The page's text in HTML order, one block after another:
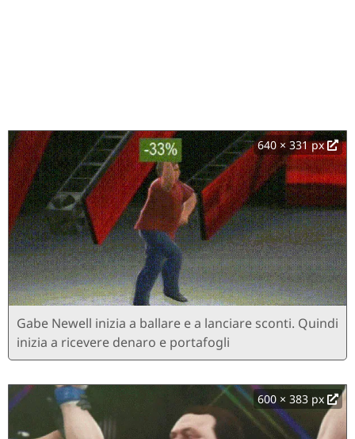
640 × 331 px
Gabe Newell inizia a ballare e a lanciare sconti. Quindi
inizia a ricevere denaro e portafogli
600 × 383 px